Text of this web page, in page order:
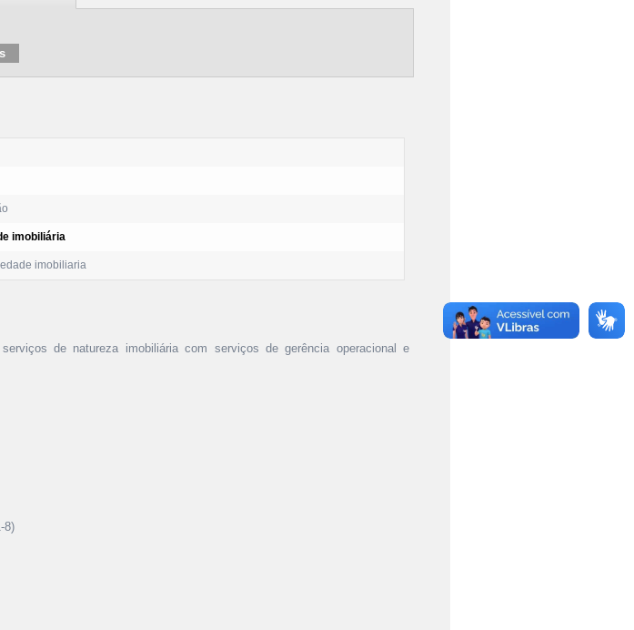
imobiliária
imobiliaria
de natureza imobiliária com serviços de gerência operacional e
8)